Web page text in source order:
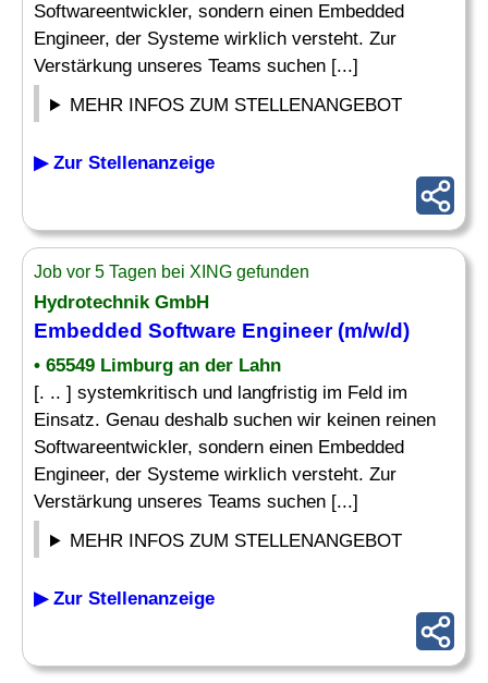
Softwareentwickler, sondern einen Embedded
Engineer, der Systeme wirklich versteht. Zur
Verstärkung unseres Teams suchen [...]
MEHR INFOS ZUM STELLENANGEBOT
▶ Zur Stellenanzeige
Job vor 5 Tagen bei XING gefunden
Hydrotechnik GmbH
Embedded Software Engineer(m/w/d)
• 65549 Limburg an der Lahn
[. .. ] systemkritisch und langfristig im Feld im
Einsatz. Genau deshalb suchen wir keinen reinen
Softwareentwickler, sondern einen Embedded
Engineer, der Systeme wirklich versteht. Zur
Verstärkung unseres Teams suchen [...]
MEHR INFOS ZUM STELLENANGEBOT
▶ Zur Stellenanzeige